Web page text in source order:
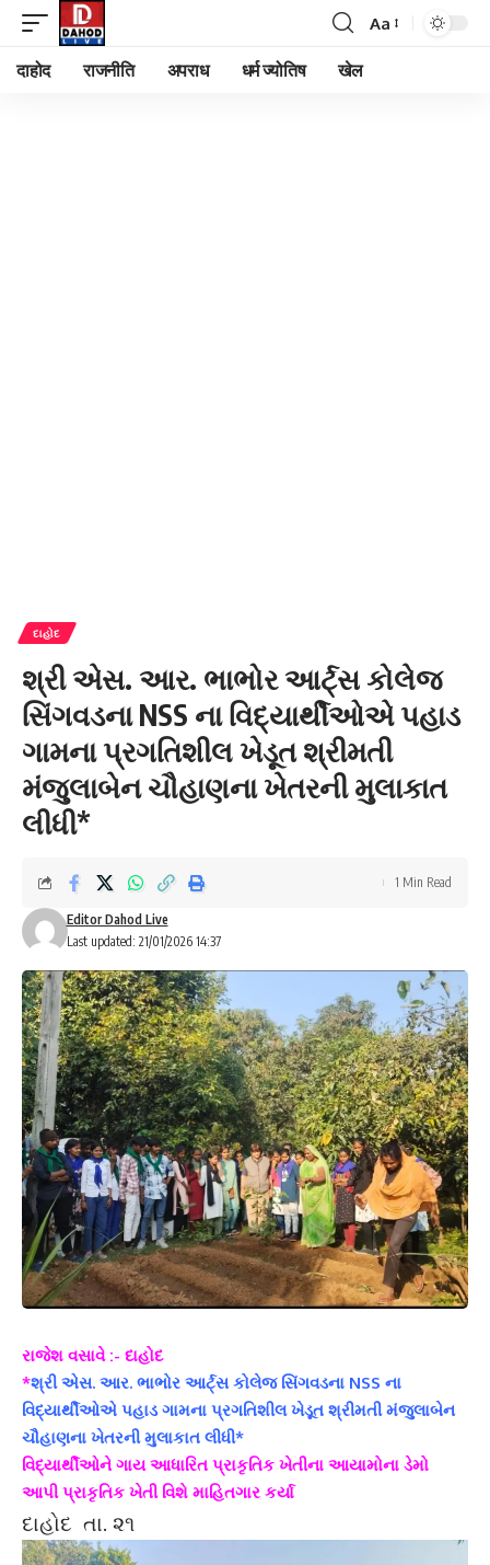
Font
Aa
दाहोद राजनीति अपराध धर्म ज्योतिष खेल
દાહોદ
શ્રી એસ. આર. ભાભોર આર્ટ્સ કોલેજ
સિંગવડના NSS ના વિદ્યાર્થીઓએ પહાડ
ગામના પ્રગતિશીલ ખેડૂત શ્રીમતી
મંજુલાબેન ચૌહાણના ખેતરની મુલાકાત
લીધી*
Last updated: 21/01/2026 14:37
Editor Dahod Live
1 Min Read
રાજેશ વસાવે :- દાહોદ
*શ્રી એસ. આર. ભાભોર આર્ટ્સ કોલેજ સિંગવડના NSS ના
વિદ્યાર્થીઓએ પહાડ ગામના પ્રગતિશીલ ખેડૂત શ્રીમતી મંજુલાબેન
ચૌહાણના ખેતરની મુલાકાત લીધી*
વિદ્યાર્થીઓને ગાય આધારિત પ્રાકૃતિક ખેતીના આયામોના ડેમો
આપી પ્રાકૃતિક ખેતી વિશે માહિતગાર કર્યા
દાહોદ તા. ૨૧